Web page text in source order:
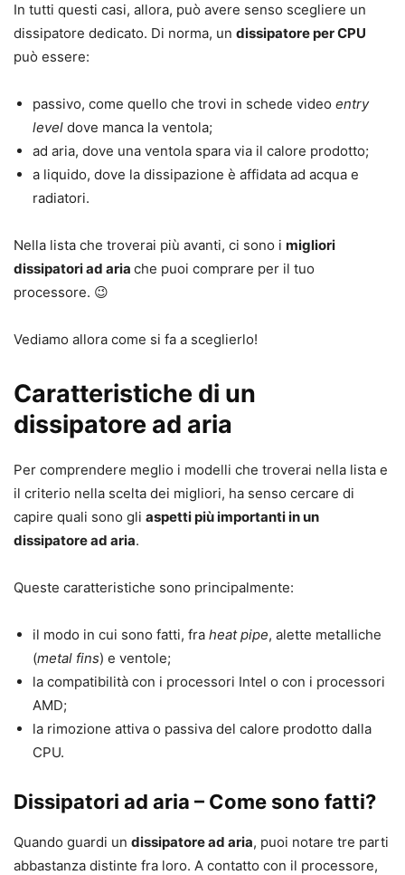
In tutti questi casi, allora, può avere senso scegliere un
dissipatore dedicato. Di norma, un dissipatore per CPU
può essere:
passivo, come quello che trovi in schede video entry
level dove manca la ventola;
ad aria, dove una ventola spara via il calore prodotto;
a liquido, dove la dissipazione è affidata ad acqua e
radiatori.
Nella lista che troverai più avanti, ci sono i migliori
dissipatori ad aria che puoi comprare per il tuo
processore. 😉
Vediamo allora come si fa a sceglierlo!
Caratteristiche di un
dissipatore ad aria
Per comprendere meglio i modelli che troverai nella lista e
il criterio nella scelta dei migliori, ha senso cercare di
capire quali sono gli aspetti più importanti in un
dissipatore ad aria.
Queste caratteristiche sono principalmente:
il modo in cui sono fatti, fra heat pipe, alette metalliche
(metal fins) e ventole;
la compatibilità con i processori Intel o con i processori
AMD;
la rimozione attiva o passiva del calore prodotto dalla
CPU.
Dissipatori ad aria – Come sono fatti?
Quando guardi un dissipatore ad aria, puoi notare tre parti
abbastanza distinte fra loro. A contatto con il processore,